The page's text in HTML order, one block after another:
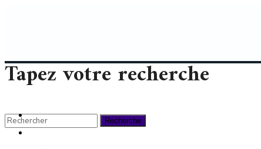
Tapez votre recherche